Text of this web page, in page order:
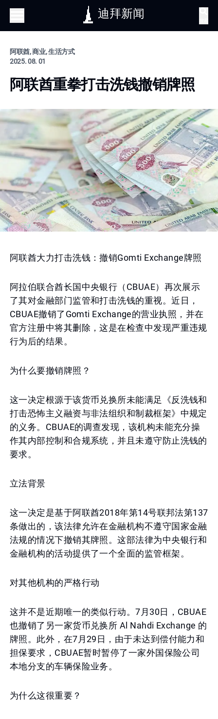
迪拜新闻
阿联酋, 商业, 生活方式
2025. 08. 01
阿联酋重拳打击洗钱撤销牌照
阿联酋大力打击洗钱：撤销Gomti Exchange牌照
阿拉伯联合酋长国中央银行（CBUAE）再次展示
了其对金融部门监管和打击洗钱的重视。近日，
CBUAE撤销了Gomti Exchange的营业执照，并在
官方注册中将其删除，这是在检查中发现严重违规
行为后的结果。
为什么要撤销牌照？
这一决定根源于该货币兑换所未能满足《反洗钱和
打击恐怖主义融资与非法组织和制裁框架》中规定
的义务。CBUAE的调查发现，该机构未能充分操
作其内部控制和合规系统，并且未遵守防止洗钱的
要求。
立法背景
这一决定是基于阿联酋2018年第14号联邦法第137
条做出的，该法律允许在金融机构不遵守国家金融
法规的情况下撤销其牌照。这部法律为中央银行和
金融机构的活动提供了一个全面的监管框架。
对其他机构的严格行动
这并不是近期唯一的类似行动。7月30日，CBUAE
也撤销了另一家货币兑换所 Al Nahdi Exchange 的
牌照。此外，在7月29日，由于未达到偿付能力和
担保要求，CBUAE暂时暂停了一家外国保险公司
本地分支的车辆保险业务。
为什么这很重要？